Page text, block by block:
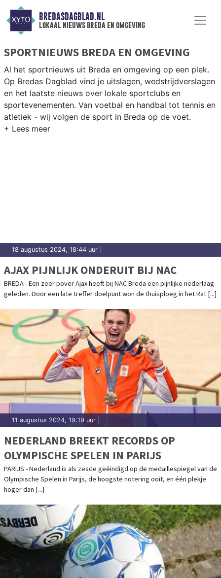
BREDASDAGBLAD.NL
lokaal nieuws breda en omgeving
SPORTNIEUWS BREDA EN OMGEVING
Al het sportnieuws uit Breda en omgeving op een plek.
Op Bredas Dagblad vind je uitslagen, wedstrijdverslagen
en het laatste nieuws over lokale sportclubs en
sportevenementen. Van voetbal en handbal tot tennis en
atletiek - wij volgen de sport in Breda op de voet.
18 augustus 2024, 18:44 uur
AJAX PIJNLIJK ONDERUIT BIJ NAC
BREDA - Een zeer pover Ajax heeft bij NAC Breda een pijnlijke nederlaag
geleden. Door een late treffer doelpunt won de thuisploeg in het Rat [...]
11 augustus 2024, 19:19 uur
NEDERLAND BREEKT RECORDS OP
OLYMPISCHE SPELEN IN PARIJS
PARIJS - Nederland is als zesde geëindigd op de medaillespiegel van de
Olympische Spelen in Parijs, de hoogste notering ooit, en één plekje
hoger dan [...]